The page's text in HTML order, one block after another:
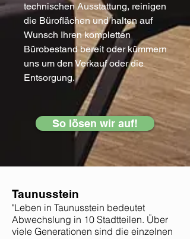
technischen Ausstattung, reinigen
die Büroflächen und halten auf
Wunsch Ihren kompletten
Bürobestand bereit oder kümmern
uns um den Verkauf oder die
Entsorgung.
So lösen wir auf!
Taunusstein
"Leben in Taunusstein bedeutet
Abwechslung in 10 Stadtteilen. Über
viele Generationen sind die einzelnen